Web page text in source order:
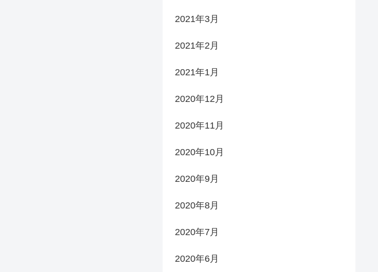
2021年3月
2021年2月
2021年1月
2020年12月
2020年11月
2020年10月
2020年9月
2020年8月
2020年7月
2020年6月